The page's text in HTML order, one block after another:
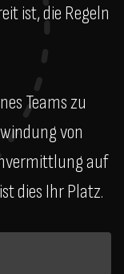
ist, die Regeln
Teams zu
von
auf
dies Ihr Platz.